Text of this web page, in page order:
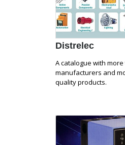
Distrelec
A catalogue with more
manufacturers and
quality products.